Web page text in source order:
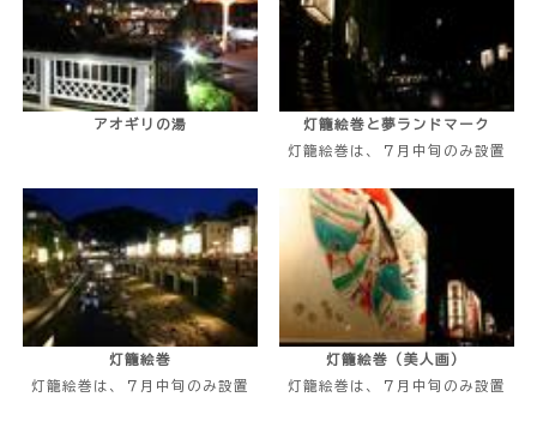
アオギリの湯
灯籠絵巻と夢ランドマーク
灯籠絵巻は、７月中旬のみ設置
灯籠絵巻
灯籠絵巻は、７月中旬のみ設置
灯籠絵巻（美人画）
灯籠絵巻は、７月中旬のみ設置